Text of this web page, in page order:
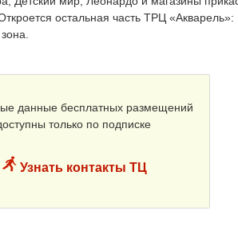
остальная часть ТРЦ
данные бесплатных размещений
только по подписке
Узнать контакты ТЦ